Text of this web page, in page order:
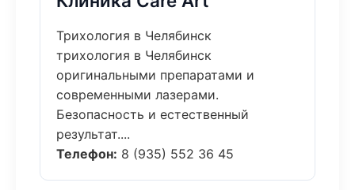
Трихология в Челябинск
трихология в Челябинск
оригинальными препаратами и
современными лазерами.
Безопасность и естественный
результат....
Телефон: 8 (935) 552 36 45